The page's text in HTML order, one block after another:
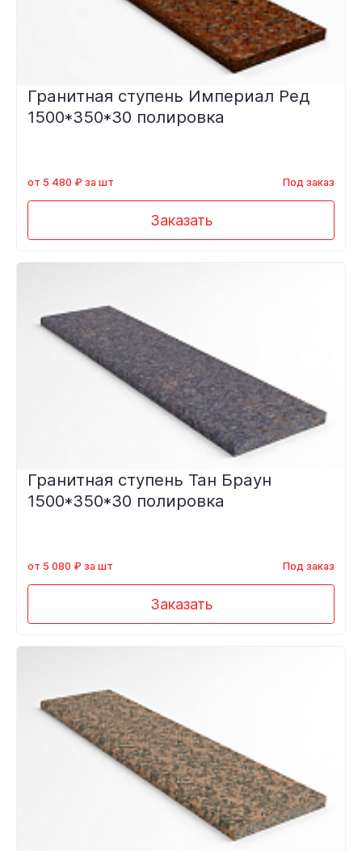
Гранитная ступень Империал Ред
1500*350*30 полировка
от 5 480 ₽ за шт Под заказ
Заказать
Гранитная ступень Тан Браун
1500*350*30 полировка
от 5 080 ₽ за шт Под заказ
Заказать